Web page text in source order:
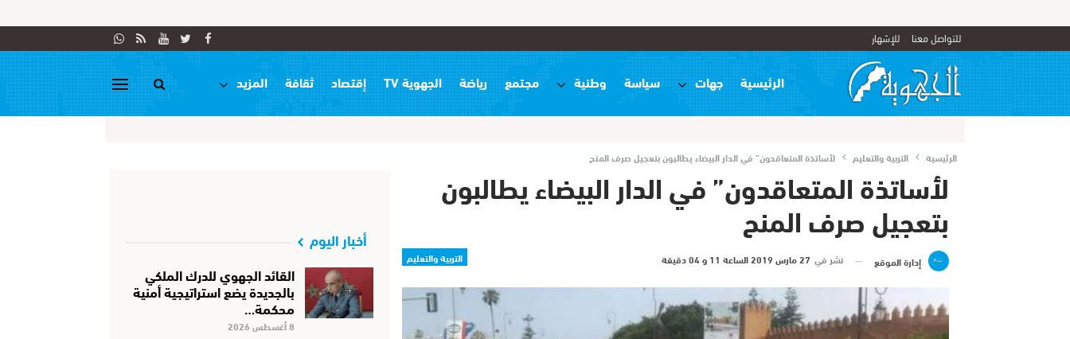
للتواصل معنا للإشهار
الرئيسية جهات سياسة وطنية مجتمع رياضة الجهوية TV إقتصاد ثقافة المزيد
الرئيسية التربية والتعليم لأساتذة المتعاقدون” في الدار البيضاء يطالبون بتعجيل صرف المنح
لأساتذة المتعاقدون” في الدار البيضاء يطالبون
بتعجيل صرف المنح
التربية والتعليم إدارة الموقع نشر في 27 مارس 2019 الساعة 11 و 04 دقيقة
أخبار اليوم
القائد الجهوي للدرك الملكي
بالجديدة يضع استراتيجية أمنية
محكمة…
8 أغسطس 2026